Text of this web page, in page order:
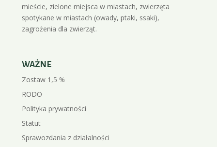
mieście, zielone miejsca w miastach, zwierzęta
spotykane w miastach (owady, ptaki, ssaki),
zagrożenia dla zwierząt.
WAŻNE
Zostaw 1,5 %
RODO
Polityka prywatności
Statut
Sprawozdania z działalności